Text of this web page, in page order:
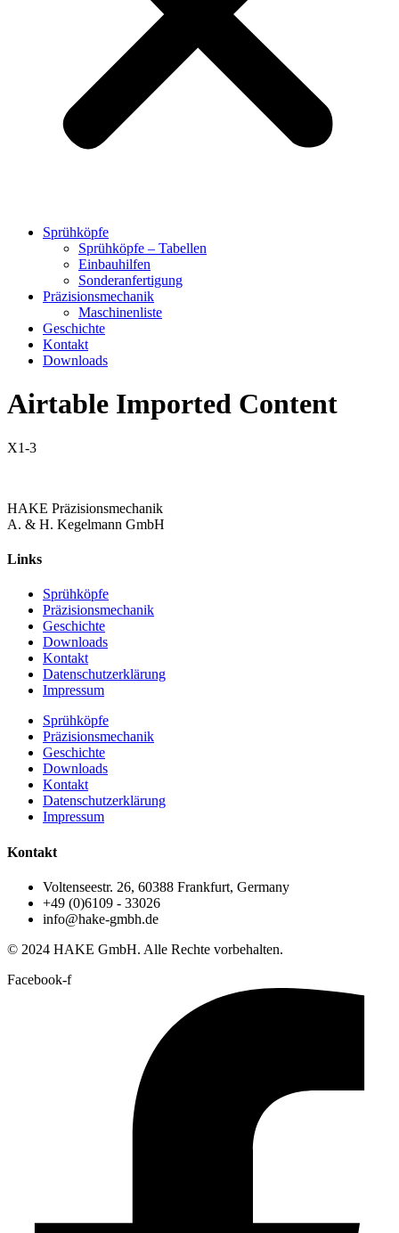
Sprühköpfe
Sprühköpfe – Tabellen
Einbauhilfen
Sonderanfertigung
Präzisionsmechanik
Maschinenliste
Geschichte
Kontakt
Downloads
Airtable Imported Content
X1-3
HAKE Präzisionsmechanik
A. & H. Kegelmann GmbH
Links
Sprühköpfe
Präzisionsmechanik
Geschichte
Downloads
Kontakt
Datenschutzerklärung
Impressum
Sprühköpfe
Präzisionsmechanik
Geschichte
Downloads
Kontakt
Datenschutzerklärung
Impressum
Kontakt
Voltenseestr. 26, 60388 Frankfurt, Germany
+49 (0)6109 - 33026
info@hake-gmbh.de
© 2024 HAKE GmbH. Alle Rechte vorbehalten.
Facebook-f